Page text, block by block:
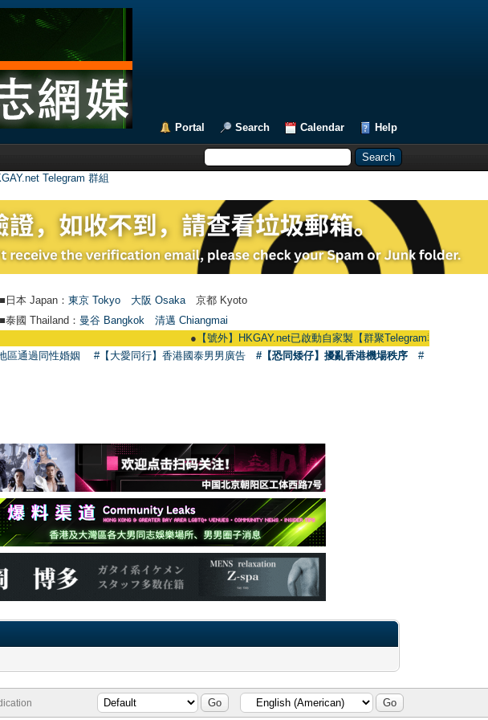
Portal Search Calendar Help
Telegram 群組
■日本 Japan： 東京 Tokyo 大阪 Osaka 京都 Kyoto
■泰國 Thailand： 曼谷 Bangkok
清邁 Chiangmai
【號外】HKGAY.net已啟動自家製【群聚Telegram群組】
區通過同性婚姻 #【大愛同行】香港國泰男男廣告 #【恐同矮仔】擾亂香港機場秩序
#